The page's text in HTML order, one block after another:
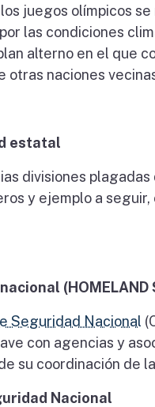
juegos olímpicos
las condiciones
alterno en el que
otras naciones
estatal
divisiones
y ejemplo a
(HOMELAND
Seguridad Nacional
con agencias y
su coordinación de
Nacional